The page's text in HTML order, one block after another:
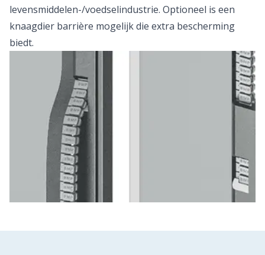
levensmiddelen-/voedselindustrie. Optioneel is een
knaagdier barrière mogelijk die extra bescherming
biedt.